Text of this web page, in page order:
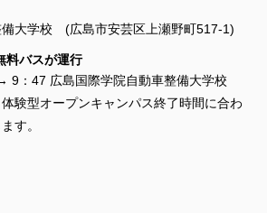
備大学校 (広島市安芸区上瀬野町517-1)
料バスが運行
9：47 広島国際学院自動車整備大学校
験型オープンキャンパス終了時間に合わ
す。